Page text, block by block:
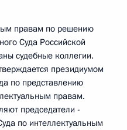
правам по решению
Суда Российской
судебные коллегии.
президиумом
по представлению
правам.
председатели -
по интеллектуальным